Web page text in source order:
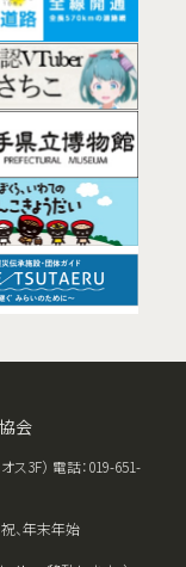
会
3F） 電話：019-651-
、年末年始